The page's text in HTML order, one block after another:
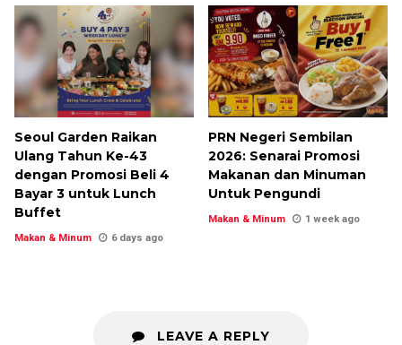
Seoul Garden Raikan
Ulang Tahun Ke-43
dengan Promosi Beli 4
Bayar 3 untuk Lunch
Buffet
Makan & Minum 6 days ago
PRN Negeri Sembilan
2026: Senarai Promosi
Makanan dan Minuman
Untuk Pengundi
Makan & Minum 1 week ago
LEAVE A REPLY